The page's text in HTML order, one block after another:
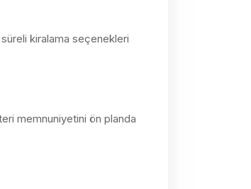
kiralama seçenekleri
memnuniyetini ön planda